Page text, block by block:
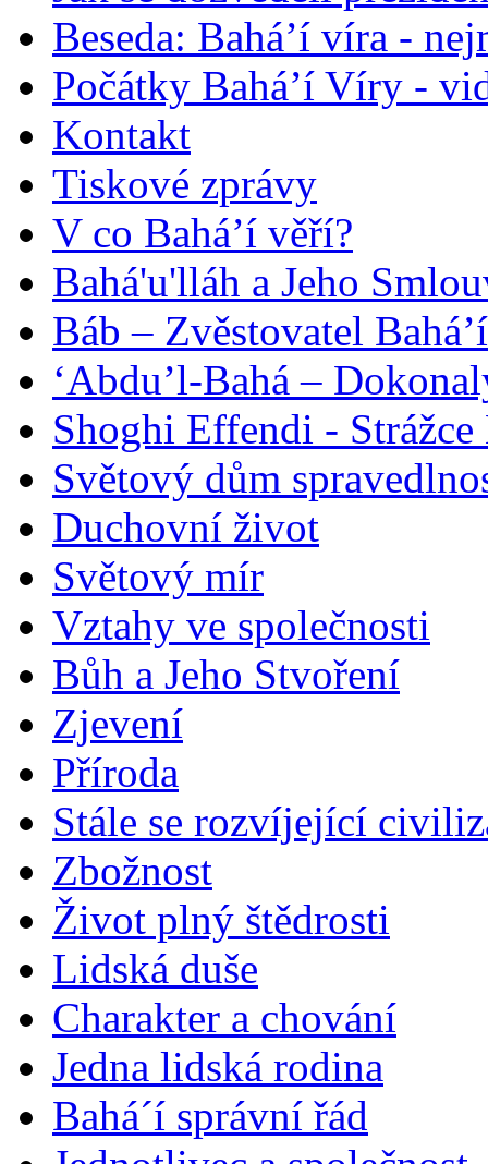
Beseda: Bahá’í víra -
Počátky Bahá’í Víry -
Kontakt
Tiskové zprávy
V co Bahá’í věří?
Bahá'u'lláh a Jeho
Báb – Zvěstovatel
‘Abdu’l-Bahá –
Shoghi Effendi -
Světový dům
Duchovní život
Světový mír
Vztahy ve společnosti
Bůh a Jeho Stvoření
Zjevení
Příroda
Stále se rozvíjející
Zbožnost
Život plný štědrosti
Lidská duše
Charakter a chování
Jedna lidská rodina
Bahá´í správní řád